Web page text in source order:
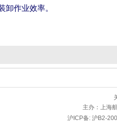
卸作业效率。
主办： 上海
沪ICP备: 沪B2-